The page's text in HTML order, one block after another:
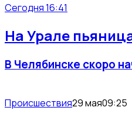
Сегодня 16:41
На Урале
В Челябинске скоро
Происшествия29 мая09:25